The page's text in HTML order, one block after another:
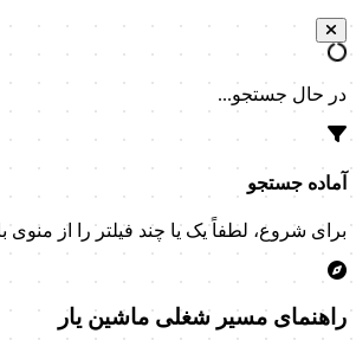
در حال جستجو...
آماده جستجو
برای شروع، لطفاً یک یا چند فیلتر را از منوی
راهنمای مسیر شغلی ماشین یار